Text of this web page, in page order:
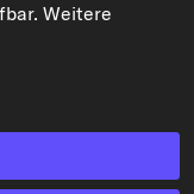
Weitere